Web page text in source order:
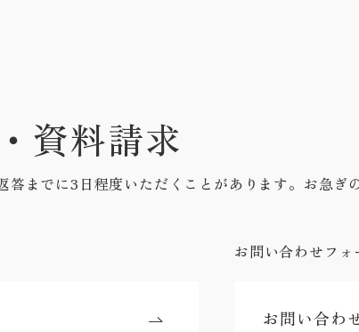
・資料請求
答までに3日程度いただくことがあります。お急ぎ
お問い合わせフ
お問い合わ